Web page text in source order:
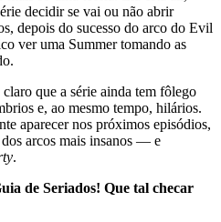
decidir se vai ou não abrir
depois do sucesso do arco do Evil
ver uma Summer tomando as
que a série ainda tem fôlego
e, ao mesmo tempo, hilários.
aparecer nos próximos episódios,
arcos mais insanos — e
.
de Seriados! Que tal checar